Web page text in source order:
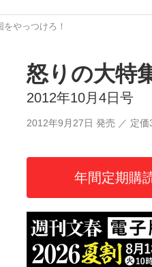
本田圭佑が初めて明かした日本
#藤田晋 #三山凌輝 #高市
やっつけろ！
怒りの大特
2012年10月4日号
2012年9月27日 発売 ／ 定価
年間定期購